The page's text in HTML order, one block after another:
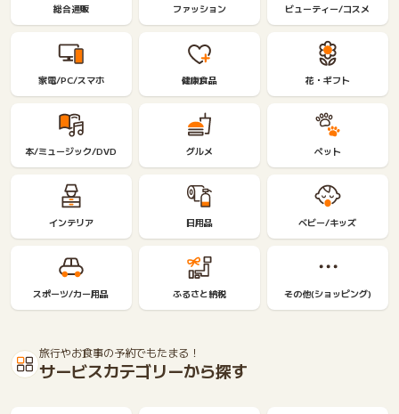
ト
ー
味
総合通販 ファッション ビューティー/コスメ
家電/PC/スマホ 健康食品 花・ギフト
本/ミュージック/DVD グルメ ペット
インテリア 日用品 ベビー/キッズ
スポーツ/カー用品 ふるさと納税 その他(ショッピング)
旅行やお食事の予約でもたまる！
サービスカテゴリーから探す